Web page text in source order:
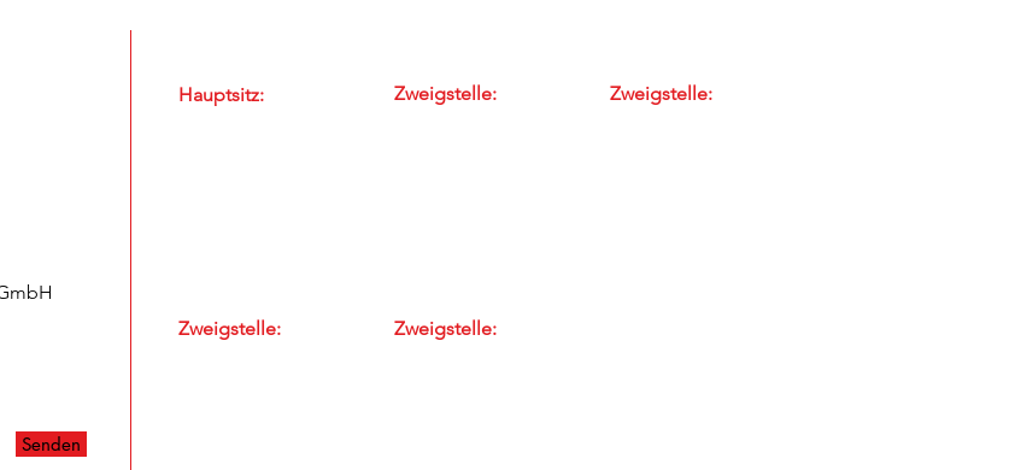
Senden
Zweigstelle:
Hauptsitz:
Zweigstelle:
Zweigstelle:
Zweigstelle: